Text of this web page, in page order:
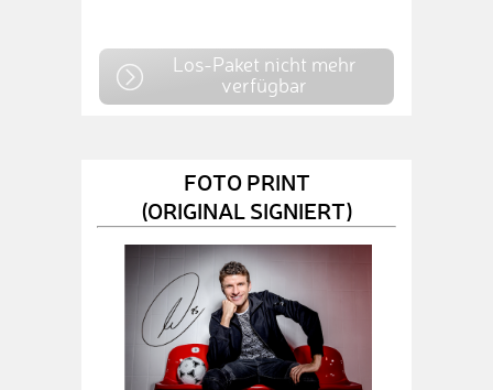
Los-Paket nicht mehr
verfügbar
FOTO PRINT
(ORIGINAL SIGNIERT)